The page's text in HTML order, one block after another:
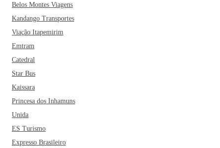
Belos Montes Viagens
Kandango Transportes
Viação Itapemirim
Emtram
Catedral
Star Bus
Kaissara
Princesa dos Inhamuns
Unida
ES Turismo
Expresso Brasileiro